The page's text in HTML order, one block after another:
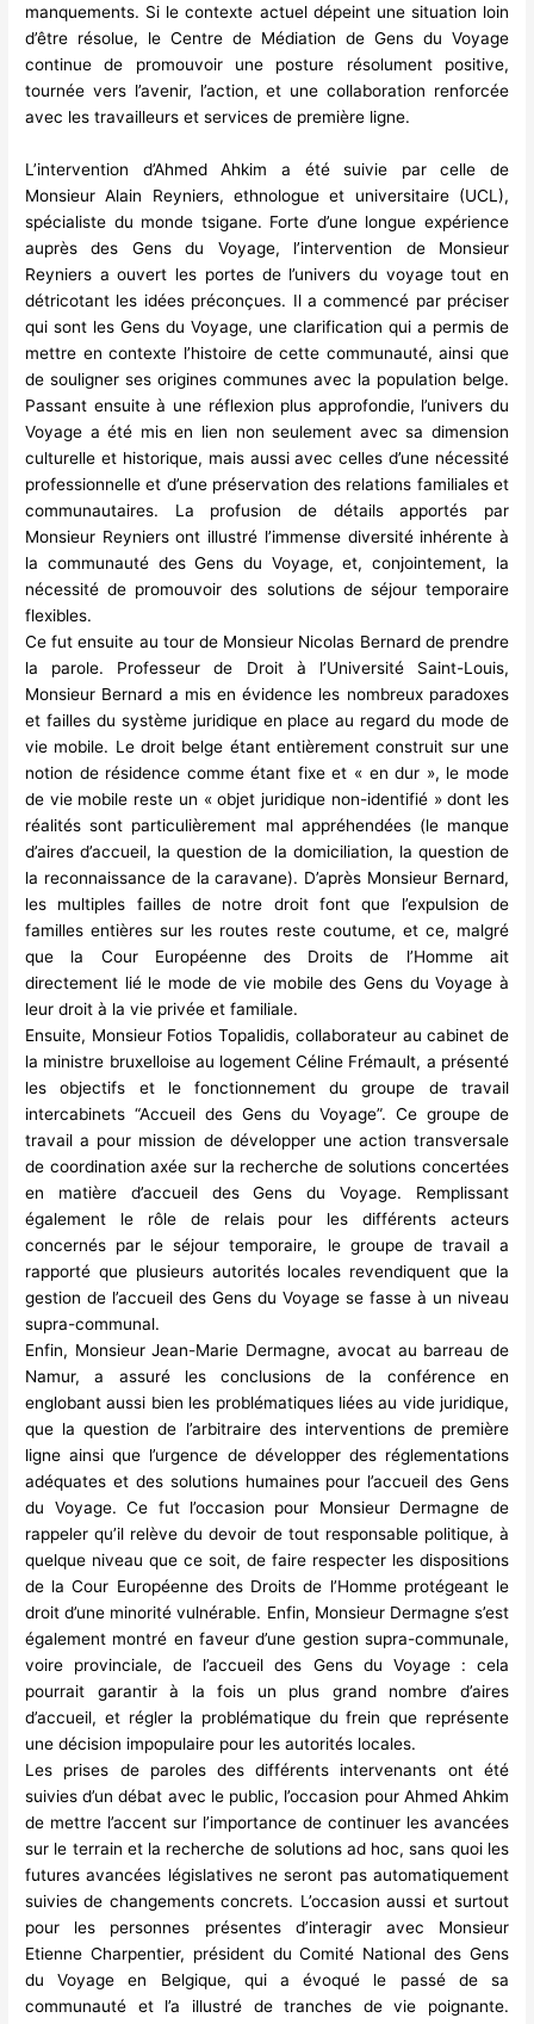
manquements. Si le contexte actuel dépeint une situation loin
d’être résolue, le Centre de Médiation de Gens du Voyage
continue de promouvoir une posture résolument positive,
tournée vers l’avenir, l’action, et une collaboration renforcée
avec les travailleurs et services de première ligne.
L’intervention d’Ahmed Ahkim a été suivie par celle de
Monsieur Alain Reyniers, ethnologue et universitaire (UCL),
spécialiste du monde tsigane. Forte d’une longue expérience
auprès des Gens du Voyage, l’intervention de Monsieur
Reyniers a ouvert les portes de l’univers du voyage tout en
détricotant les idées préconçues. Il a commencé par préciser
qui sont les Gens du Voyage, une clarification qui a permis de
mettre en contexte l’histoire de cette communauté, ainsi que
de souligner ses origines communes avec la population belge.
Passant ensuite à une réflexion plus approfondie, l’univers du
Voyage a été mis en lien non seulement avec sa dimension
culturelle et historique, mais aussi avec celles d’une nécessité
professionnelle et d’une préservation des relations familiales et
communautaires. La profusion de détails apportés par
Monsieur Reyniers ont illustré l’immense diversité inhérente à
la communauté des Gens du Voyage, et, conjointement, la
nécessité de promouvoir des solutions de séjour temporaire
flexibles.
Ce fut ensuite au tour de Monsieur Nicolas Bernard de prendre
la parole. Professeur de Droit à l’Université Saint-Louis,
Monsieur Bernard a mis en évidence les nombreux paradoxes
et failles du système juridique en place au regard du mode de
vie mobile. Le droit belge étant entièrement construit sur une
notion de résidence comme étant fixe et « en dur », le mode
de vie mobile reste un « objet juridique non-identifié » dont les
réalités sont particulièrement mal appréhendées (le manque
d’aires d’accueil, la question de la domiciliation, la question de
la reconnaissance de la caravane). D’après Monsieur Bernard,
les multiples failles de notre droit font que l’expulsion de
familles entières sur les routes reste coutume, et ce, malgré
que la Cour Européenne des Droits de l’Homme ait
directement lié le mode de vie mobile des Gens du Voyage à
leur droit à la vie privée et familiale.
Ensuite, Monsieur Fotios Topalidis, collaborateur au cabinet de
la ministre bruxelloise au logement Céline Frémault, a présenté
les objectifs et le fonctionnement du groupe de travail
intercabinets “Accueil des Gens du Voyage”. Ce groupe de
travail a pour mission de développer une action transversale
de coordination axée sur la recherche de solutions concertées
en matière d’accueil des Gens du Voyage. Remplissant
également le rôle de relais pour les différents acteurs
concernés par le séjour temporaire, le groupe de travail a
rapporté que plusieurs autorités locales revendiquent que la
gestion de l’accueil des Gens du Voyage se fasse à un niveau
supra-communal.
Enfin, Monsieur Jean-Marie Dermagne, avocat au barreau de
Namur, a assuré les conclusions de la conférence en
englobant aussi bien les problématiques liées au vide juridique,
que la question de l’arbitraire des interventions de première
ligne ainsi que l’urgence de développer des réglementations
adéquates et des solutions humaines pour l’accueil des Gens
du Voyage. Ce fut l’occasion pour Monsieur Dermagne de
rappeler qu’il relève du devoir de tout responsable politique, à
quelque niveau que ce soit, de faire respecter les dispositions
de la Cour Européenne des Droits de l’Homme protégeant le
droit d’une minorité vulnérable. Enfin, Monsieur Dermagne s’est
également montré en faveur d’une gestion supra-communale,
voire provinciale, de l’accueil des Gens du Voyage : cela
pourrait garantir à la fois un plus grand nombre d’aires
d’accueil, et régler la problématique du frein que représente
une décision impopulaire pour les autorités locales.
Les prises de paroles des différents intervenants ont été
suivies d’un débat avec le public, l’occasion pour Ahmed Ahkim
de mettre l’accent sur l’importance de continuer les avancées
sur le terrain et la recherche de solutions ad hoc, sans quoi les
futures avancées législatives ne seront pas automatiquement
suivies de changements concrets. L’occasion aussi et surtout
pour les personnes présentes d’interagir avec Monsieur
Etienne Charpentier, président du Comité National des Gens
du Voyage en Belgique, qui a évoqué le passé de sa
communauté et l’a illustré de tranches de vie poignante.